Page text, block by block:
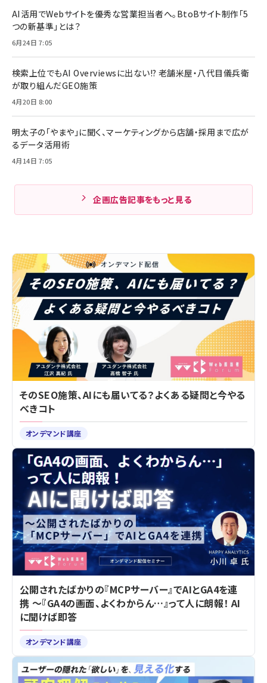
AI活用でWebサイトを優秀な営業担当者へ。BtoBサイト制作「5
つの新基準」とは？
6月24日 7:05
検索上位でもAI Overviewsに出ない!? 老舗米屋・八代目儀兵衛
が取り組んだGEO施策
4月20日 8:00
明太子の「やまや」に聞く、マーケティングから店舗・採用まで広が
るデータ活用術
4月14日 7:05
企画広告記事をもっと見る
そのSEO施策、AIにも届いてる？よくある疑問と今やる
べきコト
オンデマンド講座
公開されたばかりの『MCPサーバー』でAIとGA4を連
携 ～『GA4の画面、よくわからん…』って人に朗報！ AI
に聞けば即答
オンデマンド講座